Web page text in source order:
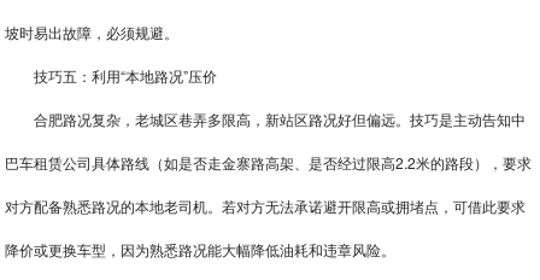
坡时易出故障，必须规避。
技巧五：利用“本地路况”压价
合肥路况复杂，老城区巷弄多限高，新站区路况好但偏远。技巧是主动告知中
巴车租赁公司具体路线（如是否走金寨路高架、是否经过限高2.2米的路段），要求
对方配备熟悉路况的本地老司机。若对方无法承诺避开限高或拥堵点，可借此要求
降价或更换车型，因为熟悉路况能大幅降低油耗和违章风险。